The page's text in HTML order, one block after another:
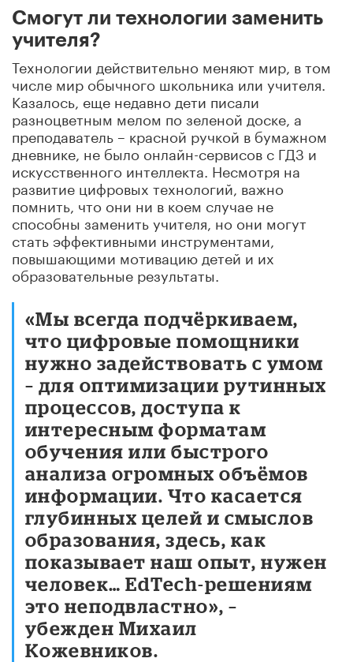
Смогут ли технологии заменить
учителя?
Технологии действительно меняют мир, в том
числе мир обычного школьника или учителя.
Казалось, еще недавно дети писали
разноцветным мелом по зеленой доске, а
преподаватель – красной ручкой в бумажном
дневнике, не было онлайн-сервисов с ГДЗ и
искусственного интеллекта. Несмотря на
развитие цифровых технологий, важно
помнить, что они ни в коем случае не
способны заменить учителя, но они могут
стать эффективными инструментами,
повышающими мотивацию детей и их
образовательные результаты.
«Мы всегда подчёркиваем,
что цифровые помощники
нужно задействовать с умом
– для оптимизации рутинных
процессов, доступа к
интересным форматам
обучения или быстрого
анализа огромных объёмов
информации. Что касается
глубинных целей и смыслов
образования, здесь, как
показывает наш опыт, нужен
человек… EdTech-решениям
это неподвластно», –
убежден Михаил
Кожевников.